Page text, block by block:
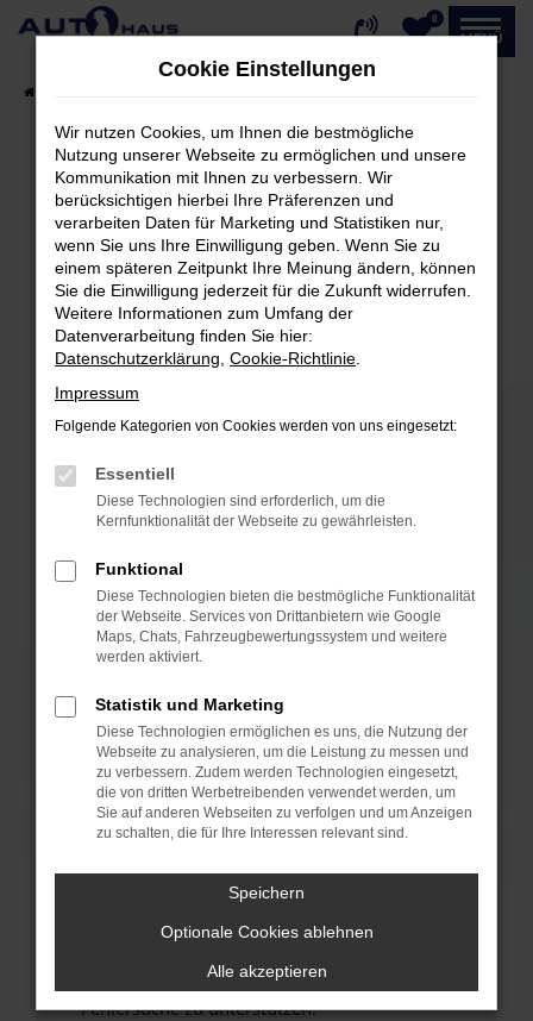
Zum
0
MENÜ
Fehler: Network Error
Beim Laden ist ein Fehler aufgetreten.
Hier sind ein paar Tipps, die dir helfen können:
Überprüfe deine Firewall und deine
Internetverbindung.
Laden andere Webseiten, zum Beispiel deine
Suchmaschine?
Prüfe deine Browsererweiterungen.
können das Laden bestimmter Seiten
verhindern. Funktioniert die Seite in einem
anderen Browser oder in einem privaten
Fenster?
Starte dein Gerät neu.
Das kann manchmal helfen, vorübergehende
Probleme zu beheben.
Betriebssystem auf dem neuesten Stand
sind.
Veraltete Software birgt nicht nur ein
Sicherheitsrisiko, sondern kann auch dazu
führen, dass bestimmte Funktionen nicht mehr
unterstützt werden.
Wende dich an den Webseitenbetreiber.
Wenn du alle oben genannten Schritte versucht
hast, kontaktiere uns bitte. Wir werden
uns diesen Text schicken, um uns bei der
Fehlersuche zu unterstützen:
Cookie Einstellungen
Wir nutzen Cookies, um Ihnen die bestmögliche
Nutzung unserer Webseite zu ermöglichen und unsere
Kommunikation mit Ihnen zu verbessern. Wir
berücksichtigen hierbei Ihre Präferenzen und
verarbeiten Daten für Marketing und Statistiken nur,
wenn Sie uns Ihre Einwilligung geben. Wenn Sie zu
einem späteren Zeitpunkt Ihre Meinung ändern, können
Sie die Einwilligung jederzeit für die Zukunft widerrufen.
Weitere Informationen zum Umfang der
Datenverarbeitung finden Sie hier:
Datenschutzerklärung Cookie-Richtlinie
Impressum
Folgende Kategorien von Cookies werden von uns eingesetzt:
Essentiell
Diese Technologien sind erforderlich, um die
Kernfunktionalität der Webseite zu gewährleisten.
Funktional
Diese Technologien bieten die bestmögliche Funktionalität
der Webseite. Services von Drittanbietern wie Google
Maps, Chats, Fahrzeugbewertungssystem und weitere
werden aktiviert.
Statistik und Marketing
Diese Technologien ermöglichen es uns, die Nutzung der
Webseite zu analysieren, um die Leistung zu messen und
zu verbessern. Zudem werden Technologien eingesetzt,
die von dritten Werbetreibenden verwendet werden, um
Sie auf anderen Webseiten zu verfolgen und um Anzeigen
zu schalten, die für Ihre Interessen relevant sind.
Speichern
Optionale Cookies ablehnen
Alle akzeptieren